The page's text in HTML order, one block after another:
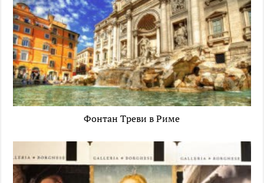
Фонтан Треви в Риме